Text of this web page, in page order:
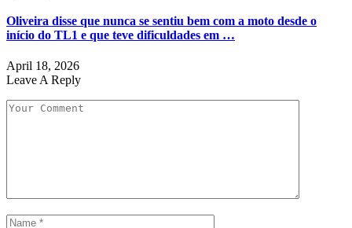
Oliveira disse que nunca se sentiu bem com a moto desde o
início do TL1 e que teve dificuldades em …
April 18, 2026
Leave A Reply